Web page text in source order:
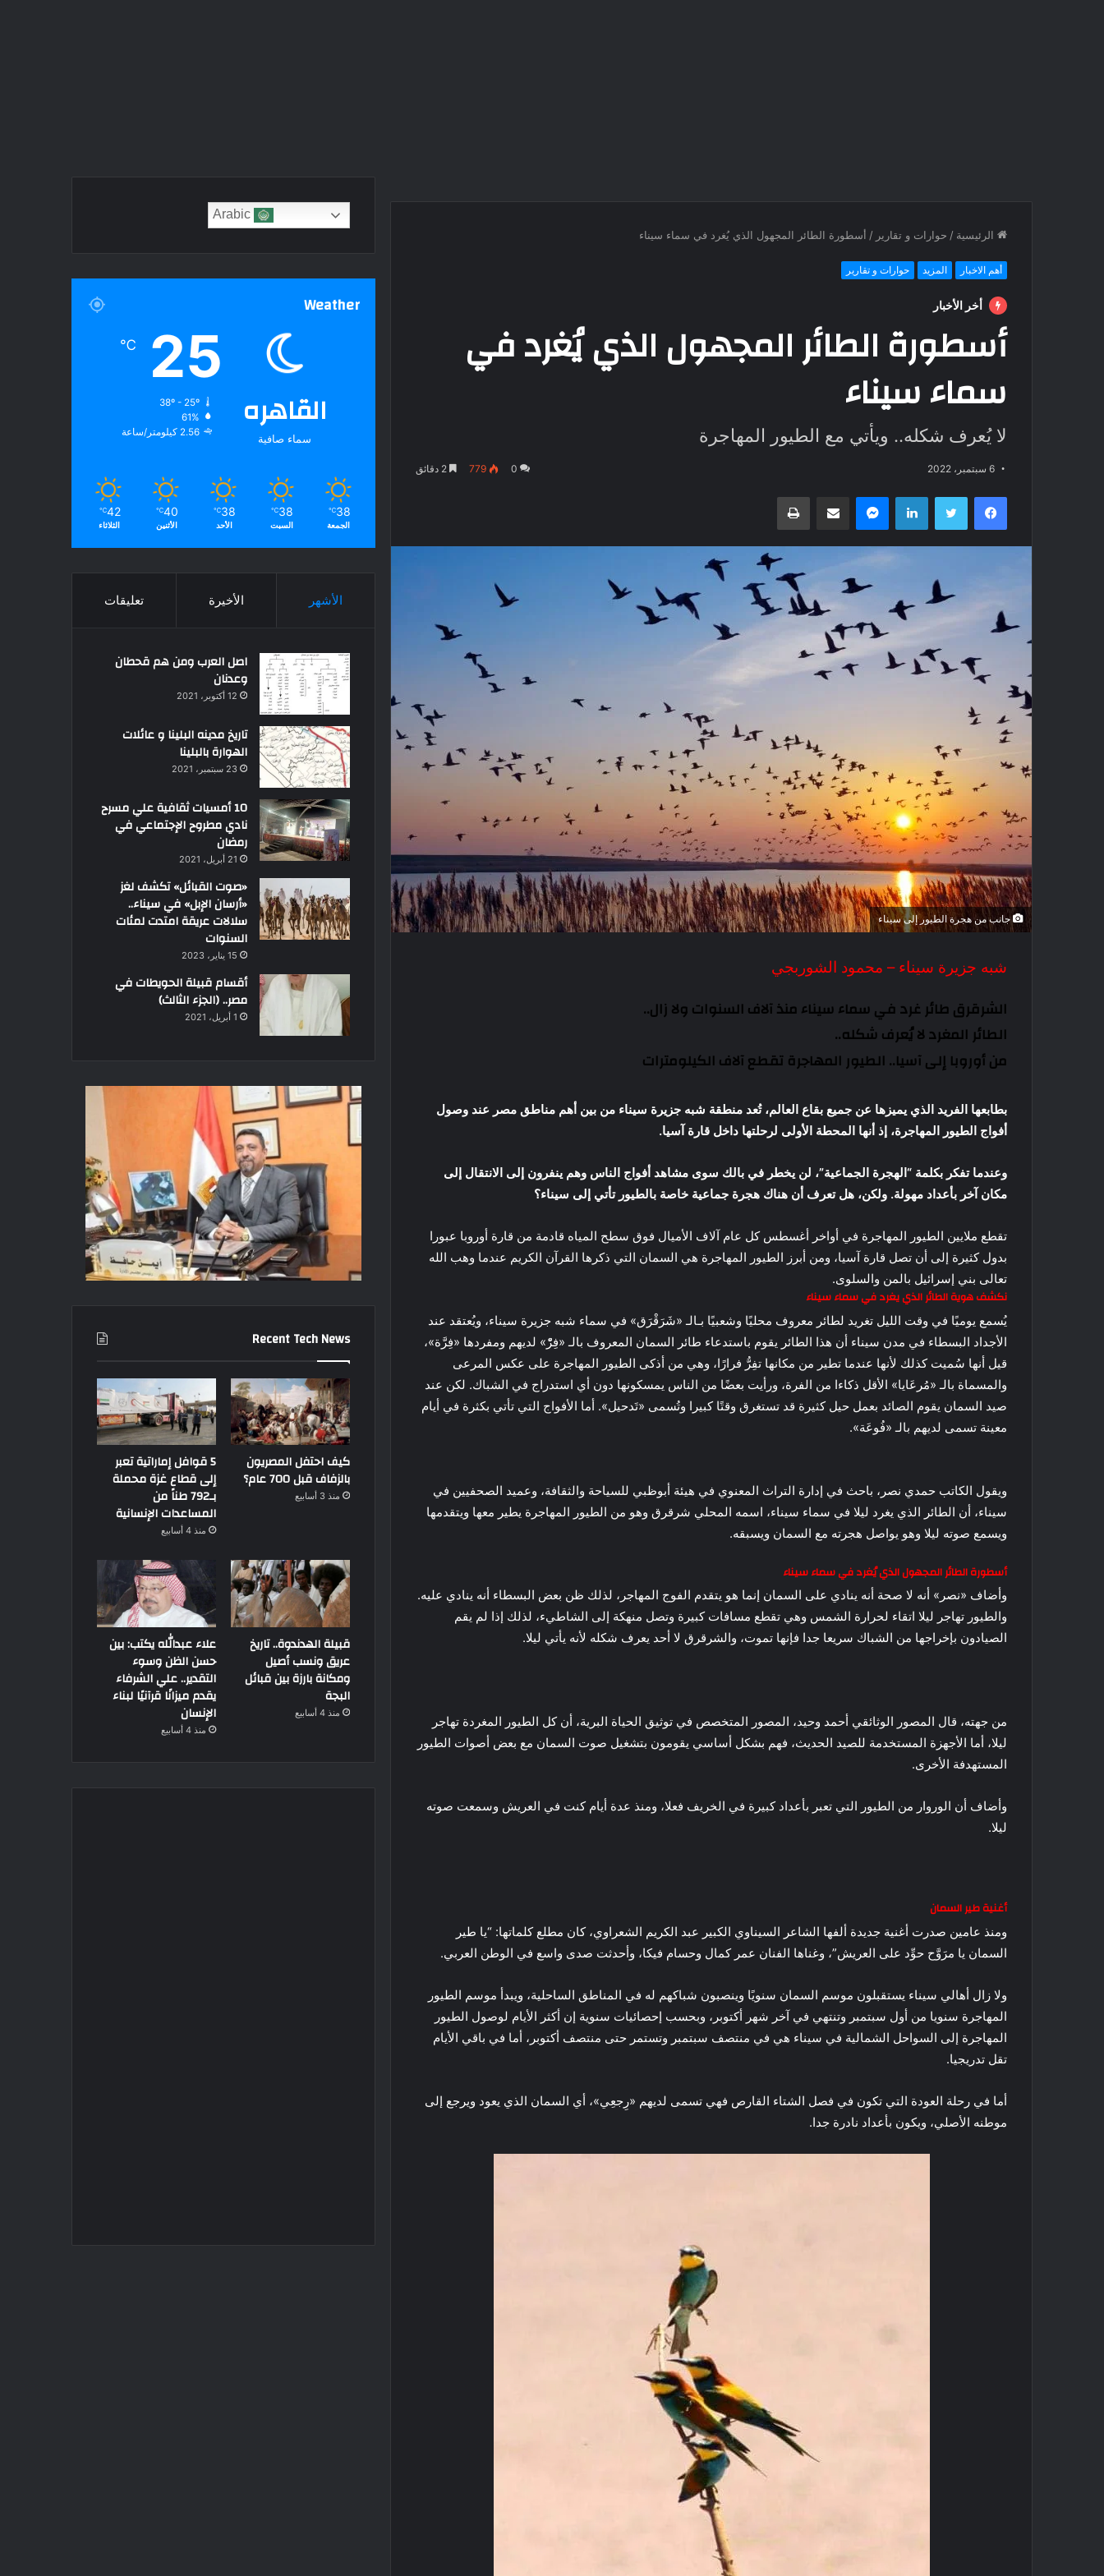
الرئيسية / حوارات و تقارير / أسطورة الطائر المجهول الذي يُغرد في سماء سيناء
أهم الاخبار المزيد حوارات و تقارير
أخر الأخبار
أسطورة الطائر المجهول الذي يُغرد في
سماء سيناء
لا يُعرف شكله.. ويأتي مع الطيور المهاجرة
6 سبتمبر، 2022 0
779
فيسبوك تويتر لينكدإن ماسنجر مشاركة عبر البريد طباعة
جانب من هجرة الطيور إلى سيناء
شبه جزيرة سيناء – محمود الشوربجي
الشرقرق طائر غرد في سماء سيناء منذ آلاف السنوات ولا زال..
الطائر المغرد لا يُعرف شكله..
من أوروبا إلى آسيا.. الطيور المهاجرة تقطع آلاف الكيلومترات
بطابعها الفريد الذي يميزها عن جميع بقاع العالم، تُعد منطقة شبه جزيرة سيناء من بين أهم مناطق مصر عند وصول
أفواج الطيور المهاجرة، إذ أنها المحطة الأولى لرحلتها داخل قارة آسيا.
وعندما تفكر بكلمة “الهجرة الجماعية”، لن يخطر في بالك سوى مشاهد أفواج الناس وهم ينفرون إلى الانتقال إلى
مكان آخر بأعداد مهولة. ولكن، هل تعرف أن هناك هجرة جماعية خاصة بالطيور تأتي إلى سيناء؟
تقطع ملايين الطيور المهاجرة في أواخر أغسطس كل عام آلاف الأميال فوق سطح المياه قادمة من قارة أوروبا عبورا
بدول كثيرة إلى أن تصل قارة آسيا، ومن أبرز الطيور المهاجرة هي السمان التي ذكرها القرآن الكريم عندما وهب الله
تعالى بني إسرائيل بالمن والسلوى.
نكشف هوية الطائر الذي يغرد في سماء سيناء
يُسمع يوميًا في وقت الليل تغريد لطائر معروف محليًا وشعبيًا بـالـ «شَرَقْرَق» في سماء شبه جزيرة سيناء، ويُعتقد عند
الأجداد البسطاء في مدن سيناء أن هذا الطائر يقوم باستدعاء طائر السمان المعروف بالـ «فِرّْ» لديهم ومفردها «فِرَّة»،
قيل أنها سُميت كذلك لأنها عندما تطير من مكانها تفِرُّ فرارًا، وهي من أذكى الطيور المهاجرة على عكس المرعى
والمسماة بالـ «مُرعَايا» الأقل ذكاءا من الفرة، ورأيت بعضًا من الناس يمسكونها دون أي استدراج في الشباك. لكن عند
صيد السمان يقوم الصائد بعمل حيل كثيرة قد تستغرق وقتًا كبيرا وتُسمى «تَدحيل». أما الأفواج التي تأتي بكثرة في أيام
معينة تسمى لديهم بالـ «فُوعَة».
ويقول الكاتب حمدي نصر، باحث في إدارة التراث المعنوي في هيئة أبوظبي للسياحة والثقافة، وعميد الصحفيين في
سيناء، أن الطائر الذي يغرد ليلا في سماء سيناء، اسمه المحلي شرقرق وهو من الطيور المهاجرة يطير معها ويتقدمها
ويسمع صوته ليلا وهو يواصل هجرته مع السمان ويسبقه.
أسطورة الطائر المجهول الذي يُغرد في سماء سيناء
وأضاف «نصر» أنه لا صحة أنه ينادي على السمان إنما هو يتقدم الفوج المهاجر، لذلك ظن بعض البسطاء أنه ينادي عليه.
والطيور تهاجر ليلا اتقاء لحرارة الشمس وهي تقطع مسافات كبيرة وتصل منهكة إلى الشاطيء، لذلك إذا لم يقم
الصيادون بإخراجها من الشباك سريعا جدا فإنها تموت، والشرقرق لا أحد يعرف شكله لأنه يأتي ليلا.
من جهته، قال المصور الوثائقي أحمد وحيد، المصور المتخصص في توثيق الحياة البرية، أن كل الطيور المغردة تهاجر
ليلا، أما الأجهزة المستخدمة للصيد الحديث، فهم بشكل أساسي يقومون بتشغيل صوت السمان مع بعض أصوات الطيور
المستهدفة الأخرى.
وأضاف أن الوروار من الطيور التي تعبر بأعداد كبيرة في الخريف فعلا، ومنذ عدة أيام كنت في العريش وسمعت صوته
ليلا.
أغنية طير السمان
ومنذ عامين صدرت أغنية جديدة ألفها الشاعر السيناوي الكبير عبد الكريم الشعراوي، كان مطلع كلماتها: “يا طير
السمان يا مرَوَّح حوِّد على العريش”، وغناها الفنان عمر كمال وحسام فيكا، وأحدثت صدى واسع في الوطن العربي.
ولا زال أهالي سيناء يستقبلون موسم السمان سنويًا وينصبون شباكهم له في المناطق الساحلية، ويبدأ موسم الطيور
المهاجرة سنويا من أول سبتمبر وتنتهي في آخر شهر أكتوبر، وبحسب إحصائيات سنوية إن أكثر الأيام لوصول الطيور
المهاجرة إلى السواحل الشمالية في سيناء هي في منتصف سبتمبر وتستمر حتى منتصف أكتوبر، أما في باقي الأيام
تقل تدريجيا.
أما في رحلة العودة التي تكون في فصل الشتاء القارص فهي تسمى لديهم «رِجعِي»، أي السمان الذي يعود ويرجع إلى
موطنه الأصلي، ويكون بأعداد نادرة جدا.
Arabic
Weather
القاهره
سماء صافية
25
℃
38º - 25º
61%
2.56 كيلومتر/ساعة
38
℃
الجمعة
38
℃
السبت
38
℃
الأحد
40
℃
الأثنين
42
℃
الثلاثاء
الأشهر الأخيرة تعليقات
اصل العرب ومن هم قحطان
وعدنان
12 أكتوبر، 2021
تاريخ مدينه البلينا و عائلات
الهوارة بالبلينا
23 سبتمبر، 2021
10 أمسيات ثقافية علي مسرح
نادي مطروح الإجتماعي في
رمضان
21 أبريل، 2021
«صوت القبائل» تكشف لغز
«أرسان الإبل» في سيناء..
سلالات عريقة امتدت لمئات
السنوات
15 يناير، 2023
أقسام قبيلة الحويطات في
مصر.. (الجزء الثالث)
1 أبريل، 2021
Recent Tech News
كيف احتفل المصريون
بالزفاف قبل 700 عام؟
منذ 3 أسابيع
5 قوافل إماراتية تعبر
إلى قطاع غزة محملة
بـ792 طناً من
المساعدات الإنسانية
منذ 4 أسابيع
قبيلة الهدندوة.. تاريخ
عريق ونسب أصيل
ومكانة بارزة بين قبائل
البجة
منذ 4 أسابيع
علاء عبدالله يكتب: بين
حسن الظن وسوء
التقدير.. علي الشرفاء
يقدم ميزانًا قرآنيًا لبناء
الإنسان
منذ 4 أسابيع